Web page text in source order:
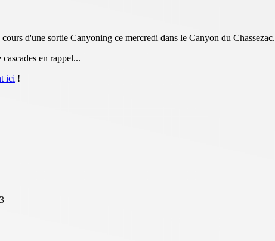
d'une sortie Canyoning ce mercredi dans le Canyon du Chassezac.
en rappel...
ici !